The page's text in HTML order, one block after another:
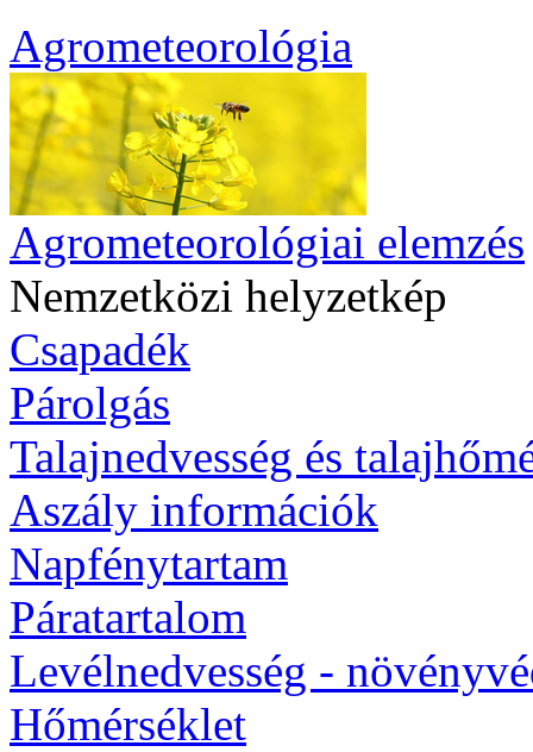
Agrometeorológia
Agrometeorológiai elemzés
Nemzetközi helyzetkép
Csapadék
Párolgás
Talajnedvesség és
Aszály információk
Napfénytartam
Páratartalom
Levélnedvesség -
Hőmérséklet